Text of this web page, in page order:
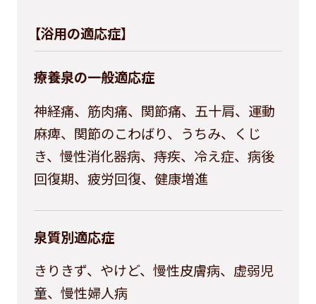
【浴用の適応症】
療養泉の一般適応症
神経痛、筋肉痛、関節痛、五十肩、運動
麻痺、関節のこわばり、うちみ、くじ
き、慢性消化器病、痔疾、冷え症、病後
回復期、疲労回復、健康増進
泉質別適応症
きりきず、やけど、慢性皮膚病、虚弱児
童、慢性婦人病